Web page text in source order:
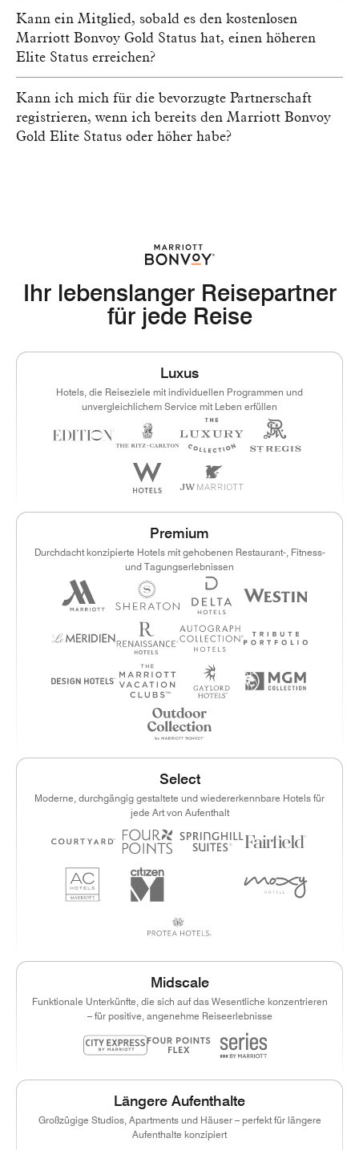
Kann ein Mitglied, sobald es den kostenlosen
Marriott Bonvoy Gold Status hat, einen höheren
Elite Status erreichen?
Kann ich mich für die bevorzugte Partnerschaft
registrieren, wenn ich bereits den Marriott Bonvoy
Gold Elite Status oder höher habe?
Ihr lebenslanger Reisepartner
für jede Reise
Luxus
Hotels, die Reiseziele mit individuellen Programmen und
unvergleichlichem Service mit Leben erfüllen
Premium
Durchdacht konzipierte Hotels mit gehobenen Restaurant-, Fitness-
und Tagungserlebnissen
Select
Moderne, durchgängig gestaltete und wiedererkennbare Hotels für
jede Art von Aufenthalt
Midscale
Funktionale Unterkünfte, die sich auf das Wesentliche konzentrieren
– für positive, angenehme Reiseerlebnisse
Längere Aufenthalte
Großzügige Studios, Apartments und Häuser – perfekt für längere
Aufenthalte konzipiert